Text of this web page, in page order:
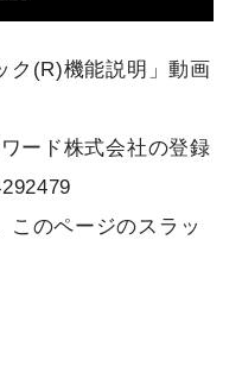
ク(R)機能説明」動画
ード株式会社の登録
のページのスラッ